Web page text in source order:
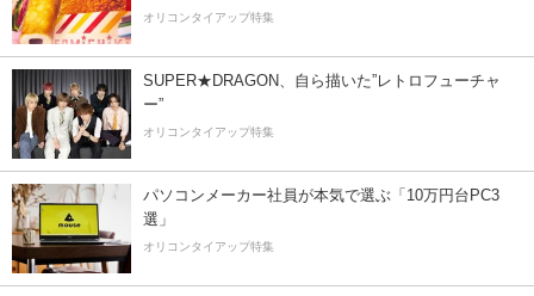
オリコンタイアップ特集
SUPER★DRAGON、自ら描いた”レトロフューチャ
ー”
オリコンタイアップ特集
パソコンメーカー社員が本気で選ぶ「10万円台PC3
選」
オリコンタイアップ特集